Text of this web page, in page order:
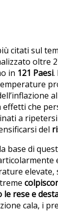
citati sul
oltre
in 121 Paesi.
effetti che
a
del
base di
elevate,
le rese e
cala, i